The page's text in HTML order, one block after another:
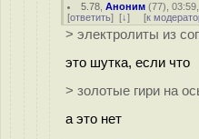
5.78 ,Аноним (77),
[ответить] [↓] [к
> электролиты из
это шутка, если что
> золотые гири на
а это нет